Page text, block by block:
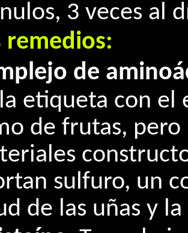
3 veces al
remedios:
de
etiqueta con el
de frutas, pero
sulfuro, un
de las uñas y